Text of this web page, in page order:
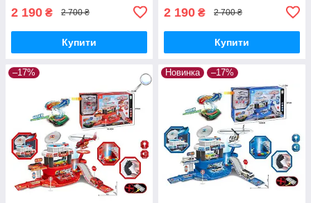
2 190 ₴ 2 700 ₴
Купити
2 190 ₴ 2 700 ₴
Купити
–17% Новинка –17%